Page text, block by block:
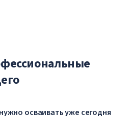
дистанционный формат на
осваивать уже сегодня